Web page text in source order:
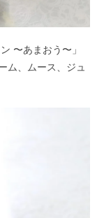
〜あまおう〜」
ム、ムース、ジュ